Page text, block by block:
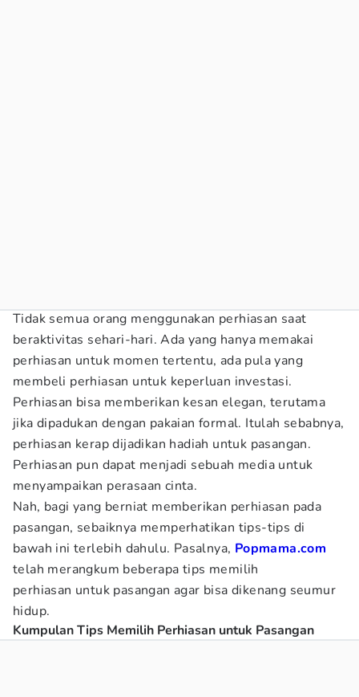
Tidak semua orang menggunakan perhiasan saat
beraktivitas sehari-hari. Ada yang hanya memakai
perhiasan untuk momen tertentu, ada pula yang
membeli perhiasan untuk keperluan investasi.
Perhiasan bisa memberikan kesan elegan, terutama
jika dipadukan dengan pakaian formal. Itulah sebabnya,
perhiasan kerap dijadikan hadiah untuk pasangan.
Perhiasan pun dapat menjadi sebuah media untuk
menyampaikan perasaan cinta.
Nah, bagi yang berniat memberikan perhiasan pada
pasangan, sebaiknya memperhatikan tips-tips di
bawah ini terlebih dahulu. Pasalnya, Popmama.com
telah merangkum beberapa tips memilih
perhiasan untuk pasangan agar bisa dikenang seumur
hidup.
Kumpulan Tips Memilih Perhiasan untuk Pasangan